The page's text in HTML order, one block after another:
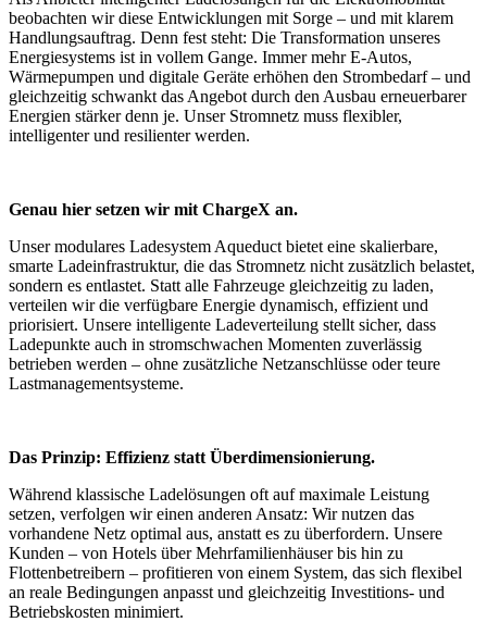
beobachten wir diese Entwicklungen mit Sorge – und mit klarem
Handlungsauftrag. Denn fest steht: Die Transformation unseres
Energiesystems ist in vollem Gange. Immer mehr E-Autos,
Wärmepumpen und digitale Geräte erhöhen den Strombedarf – und
gleichzeitig schwankt das Angebot durch den Ausbau erneuerbarer
Energien stärker denn je. Unser Stromnetz muss flexibler,
intelligenter und resilienter werden.
Genau hier setzen wir mit ChargeX an.
Unser modulares Ladesystem Aqueduct bietet eine skalierbare,
smarte Ladeinfrastruktur, die das Stromnetz nicht zusätzlich belastet,
sondern es entlastet. Statt alle Fahrzeuge gleichzeitig zu laden,
verteilen wir die verfügbare Energie dynamisch, effizient und
priorisiert. Unsere intelligente Ladeverteilung stellt sicher, dass
Ladepunkte auch in stromschwachen Momenten zuverlässig
betrieben werden – ohne zusätzliche Netzanschlüsse oder teure
Lastmanagementsysteme.
Das Prinzip: Effizienz statt Überdimensionierung.
Während klassische Ladelösungen oft auf maximale Leistung
setzen, verfolgen wir einen anderen Ansatz: Wir nutzen das
vorhandene Netz optimal aus, anstatt es zu überfordern. Unsere
Kunden – von Hotels über Mehrfamilienhäuser bis hin zu
Flottenbetreibern – profitieren von einem System, das sich flexibel
an reale Bedingungen anpasst und gleichzeitig Investitions- und
Betriebskosten minimiert.